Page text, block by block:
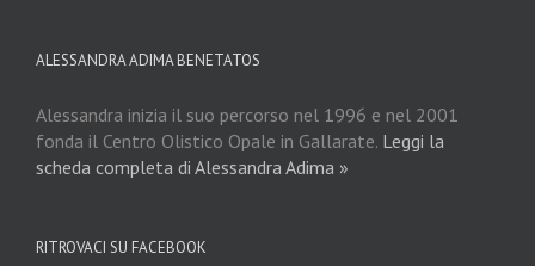
ALESSANDRA ADIMA BENETATOS
Alessandra inizia il suo percorso nel 1996 e nel 2001
fonda il Centro Olistico Opale in Gallarate. Leggi la
scheda completa di Alessandra Adima »
RITROVACI SU FACEBOOK